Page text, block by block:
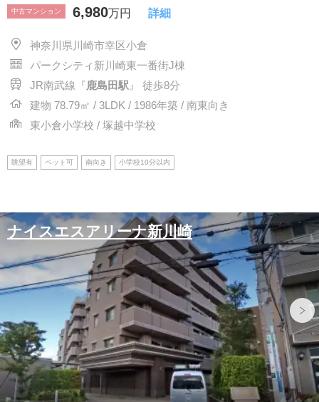
中古マンション 6,980万円 詳細
神奈川県川崎市幸区小倉
パークシティ新川崎東一番街J棟
JR南武線『 鹿島田駅 』 徒歩8分
建物 78.79㎡ / 3LDK / 1986年築 / 南東向き
東小倉小学校 / 塚越中学校
眺望有 ペット可 南向き 小学校10分以内
ナイスエスアリーナ新川崎